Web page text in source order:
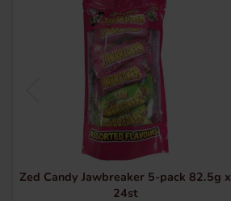
Zed Candy Jawbreaker 5-pack 82.5g x
24st